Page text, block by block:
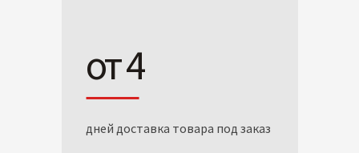
от 4
дней доставка товара под заказ